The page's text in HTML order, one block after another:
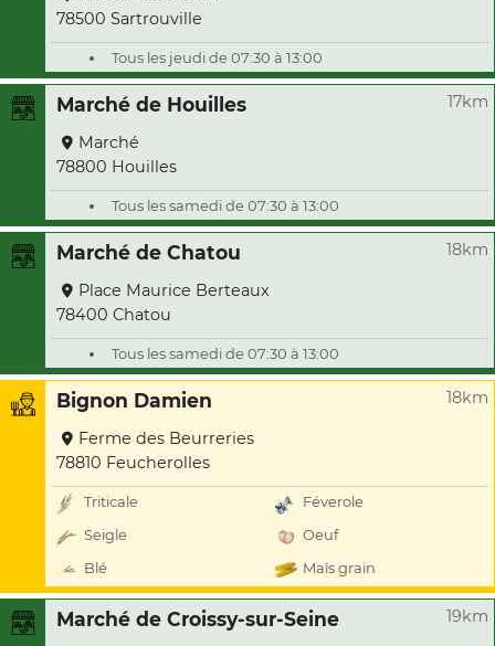
78500 Sartrouville
Tous les jeudi de 07:30 à 13:00
Marché de Houilles 17km
Marché
78800 Houilles
Tous les samedi de 07:30 à 13:00
Marché de Chatou 18km
Place Maurice Berteaux
78400 Chatou
Tous les samedi de 07:30 à 13:00
Bignon Damien 18km
Ferme des Beurreries
78810 Feucherolles
Triticale
Féverole
Seigle
Oeuf
Blé
Maïs grain
Marché de Croissy-sur-Seine 19km